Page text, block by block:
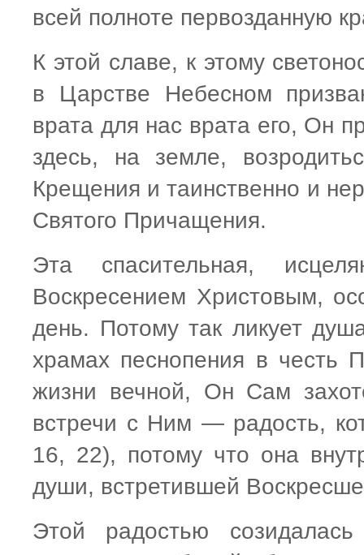
всей полноте первозданную
К этой славе, к этому
в Царстве Небесном
врата для нас врата его, Он
здесь, на земле,
Крещения и таинственно и
Святого Причащения.
Эта спасительная,
Воскресением Христовым,
день. Потому так ликует
храмах песнопения в честь
жизни вечной, Он Сам
встречи с Ним — радость,
16, 22), потому что она
души, встретившей
Этой радостью